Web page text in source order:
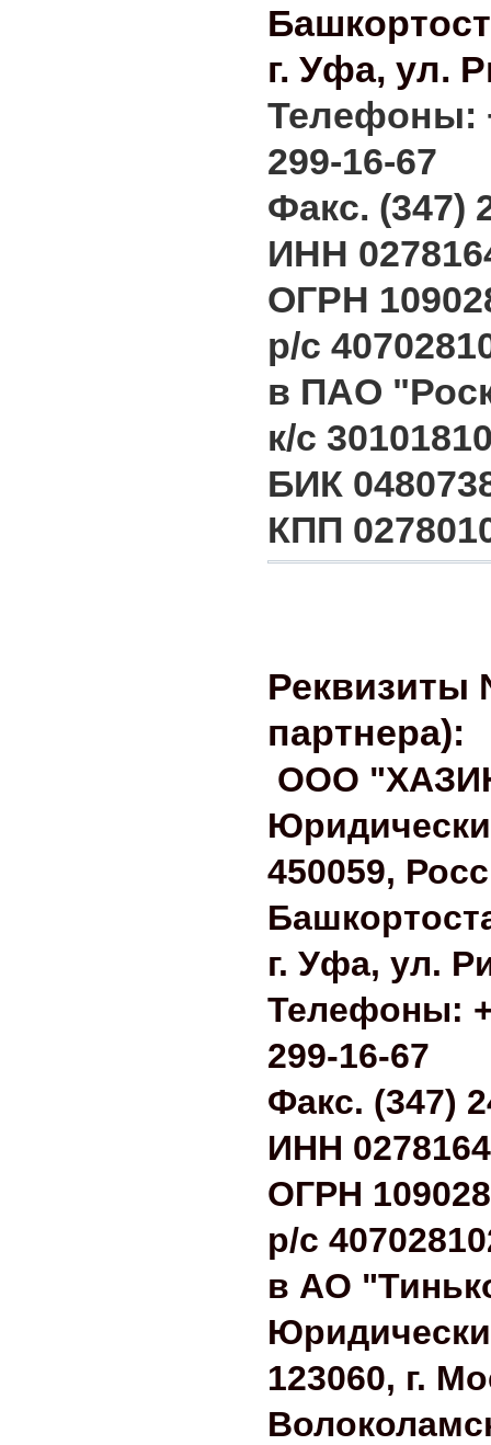
г. Уфа, ул.
Телефоны:
299-16-67
Факс. (347)
ИНН
ОГРН
р/с
в ПАО
к/с
БИК
КПП
Реквизиты
партнера):
ООО
450059,
г. Уфа, ул.
Телефоны:
299-16-67
Факс. (347)
ИНН
ОГРН
р/с
в АО
123060, г.